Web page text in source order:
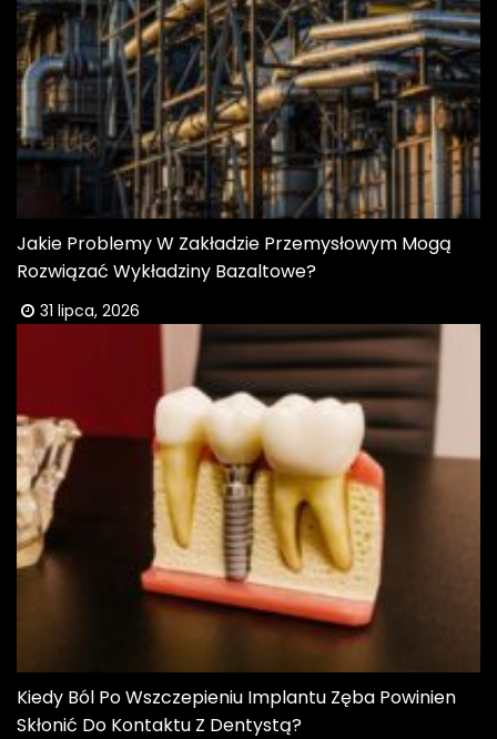
Jakie Problemy W Zakładzie Przemysłowym Mogą
Rozwiązać Wykładziny Bazaltowe?
31 lipca, 2026
Kiedy Ból Po Wszczepieniu Implantu Zęba Powinien
Skłonić Do Kontaktu Z Dentystą?